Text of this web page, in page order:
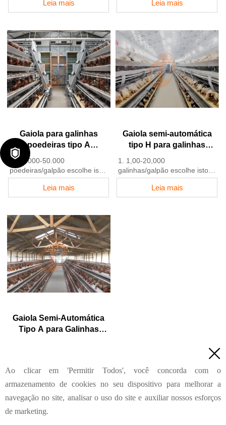
2. Fábrica de equipamentos
para aviários e gaiolas para
3. Personalizado para aviários
na Tanzânia
4. Qualidade e design
baseados no padrão europeu
5. Atendimento online 24
horas Whatsapp NO. :
+8618830120193
Leia mais
uma taxa de postura de 96-
98%
em relação aos 85-90%
normalmente vistos em
sistemas manuais
3. Um aviário típico pode
esperar uma redução de 30-
40% nos custos de mão de
obra devido à automação
4. Cada linha de alimentação
fornece ração eficientemente
galinhas a cada 30 minutos
5. Número de Recepção
/WhatsApp: +8618830120193
Leia mais
Gaiola para galinhas
poedeiras tipo A
totalmente automática
1. 10.000-50.000
poedeiras/galpão escolhe isso
2. Coleta de ovos mais limpa
reduz quebra em 0,5%
3. Higiene melhorada ajuda a
para <3%
4. 1–2 técnicos podem lidar
com 15.000–30.000 aves
5. Recepção/WhatsApp NO.:
+8618830120193
Leia mais
Gaiola semi-automática
tipo H para galinhas
1. 1,00-20,000
galinhas/galpão escolhe isto
2. Bebedouros de bico com
fluxo de 30-60 ML/min
3. Galvanização por imersão a
Leia mais
Gaiola Semi-Automática
Tipo A para Galinhas
anos, sem deformação por 15
anos. 2. As galinhas vivem
confortavelmente, você pode
criá-las com tranquilidade. 3.
Economize água, economize
Leia mais

Ao clicar em 'Permitir Todos', você concorda com o
armazenamento de cookies no seu dispositivo para melhorar a
navegação no site, analisar o uso do site e auxiliar nossos esforços
de marketing.
